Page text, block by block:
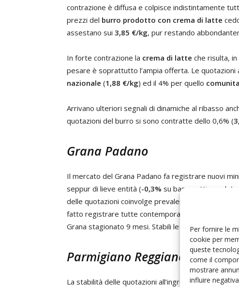
Per fornire le
cookie per
queste
come il
mostrare
influire
contrazione è diffusa e colpisce indistintamente
prezzi del burro prodotto con crema di latte
assestano sui 3,85 €/kg, pur restando
In forte contrazione la crema di latte che risulta,
pesare è soprattutto l’ampia offerta. Le quotazioni
nazionale (1,88 €/kg) ed il 4% per quello
Arrivano ulteriori segnali di dinamiche al ribasso
quotazioni del burro si sono contratte dello 0,6% (
Grana Padano
Il mercato del Grana Padano fa registrare nuovi
seppur di lieve entità (-0,3% su base settimanale),
delle quotazioni coinvolge prevalentemente le
fatto registrare tutte contemporaneamente una
Grana stagionato 9 mesi. Stabili le stagionature più
Parmigiano Reggiano
La stabilità delle quotazioni all’ingrosso del